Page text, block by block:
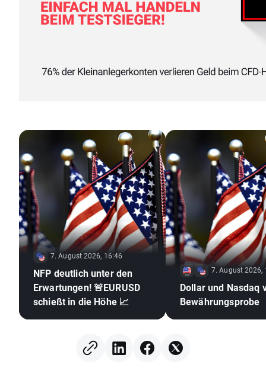
7. August 2026, 16:46
NFP deutlich unter den
Erwartungen! 🚨EURUSD
schießt in die Höhe 📈
7. August 2026,
Dollar und Nasdaq
Bewährungsprobe